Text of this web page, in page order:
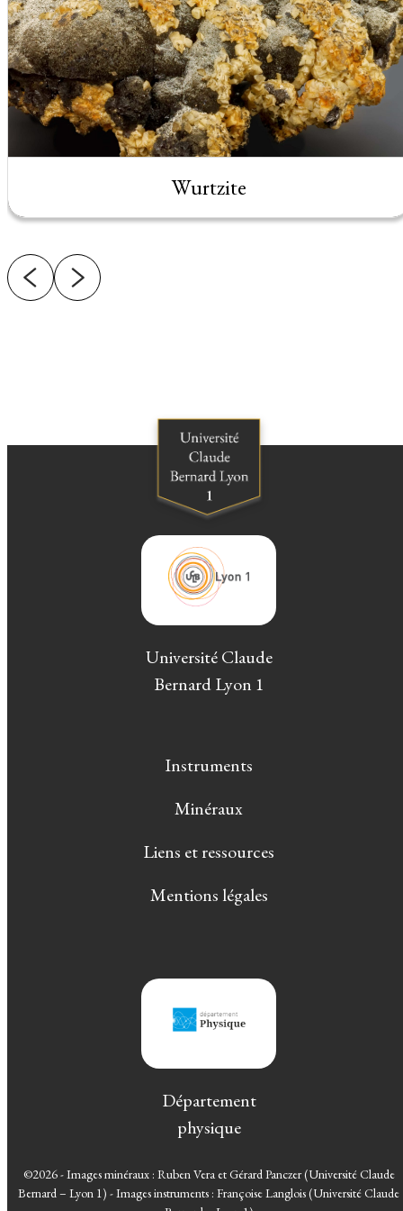
Wurtzite
Université Claude
Bernard Lyon 1
Instruments
Minéraux
Liens et ressources
Mentions légales
Département
physique
©2026 - Images minéraux : Ruben Vera et Gérard Panczer (Université Claude
Bernard – Lyon 1) - Images instruments : Françoise Langlois (Université Claude